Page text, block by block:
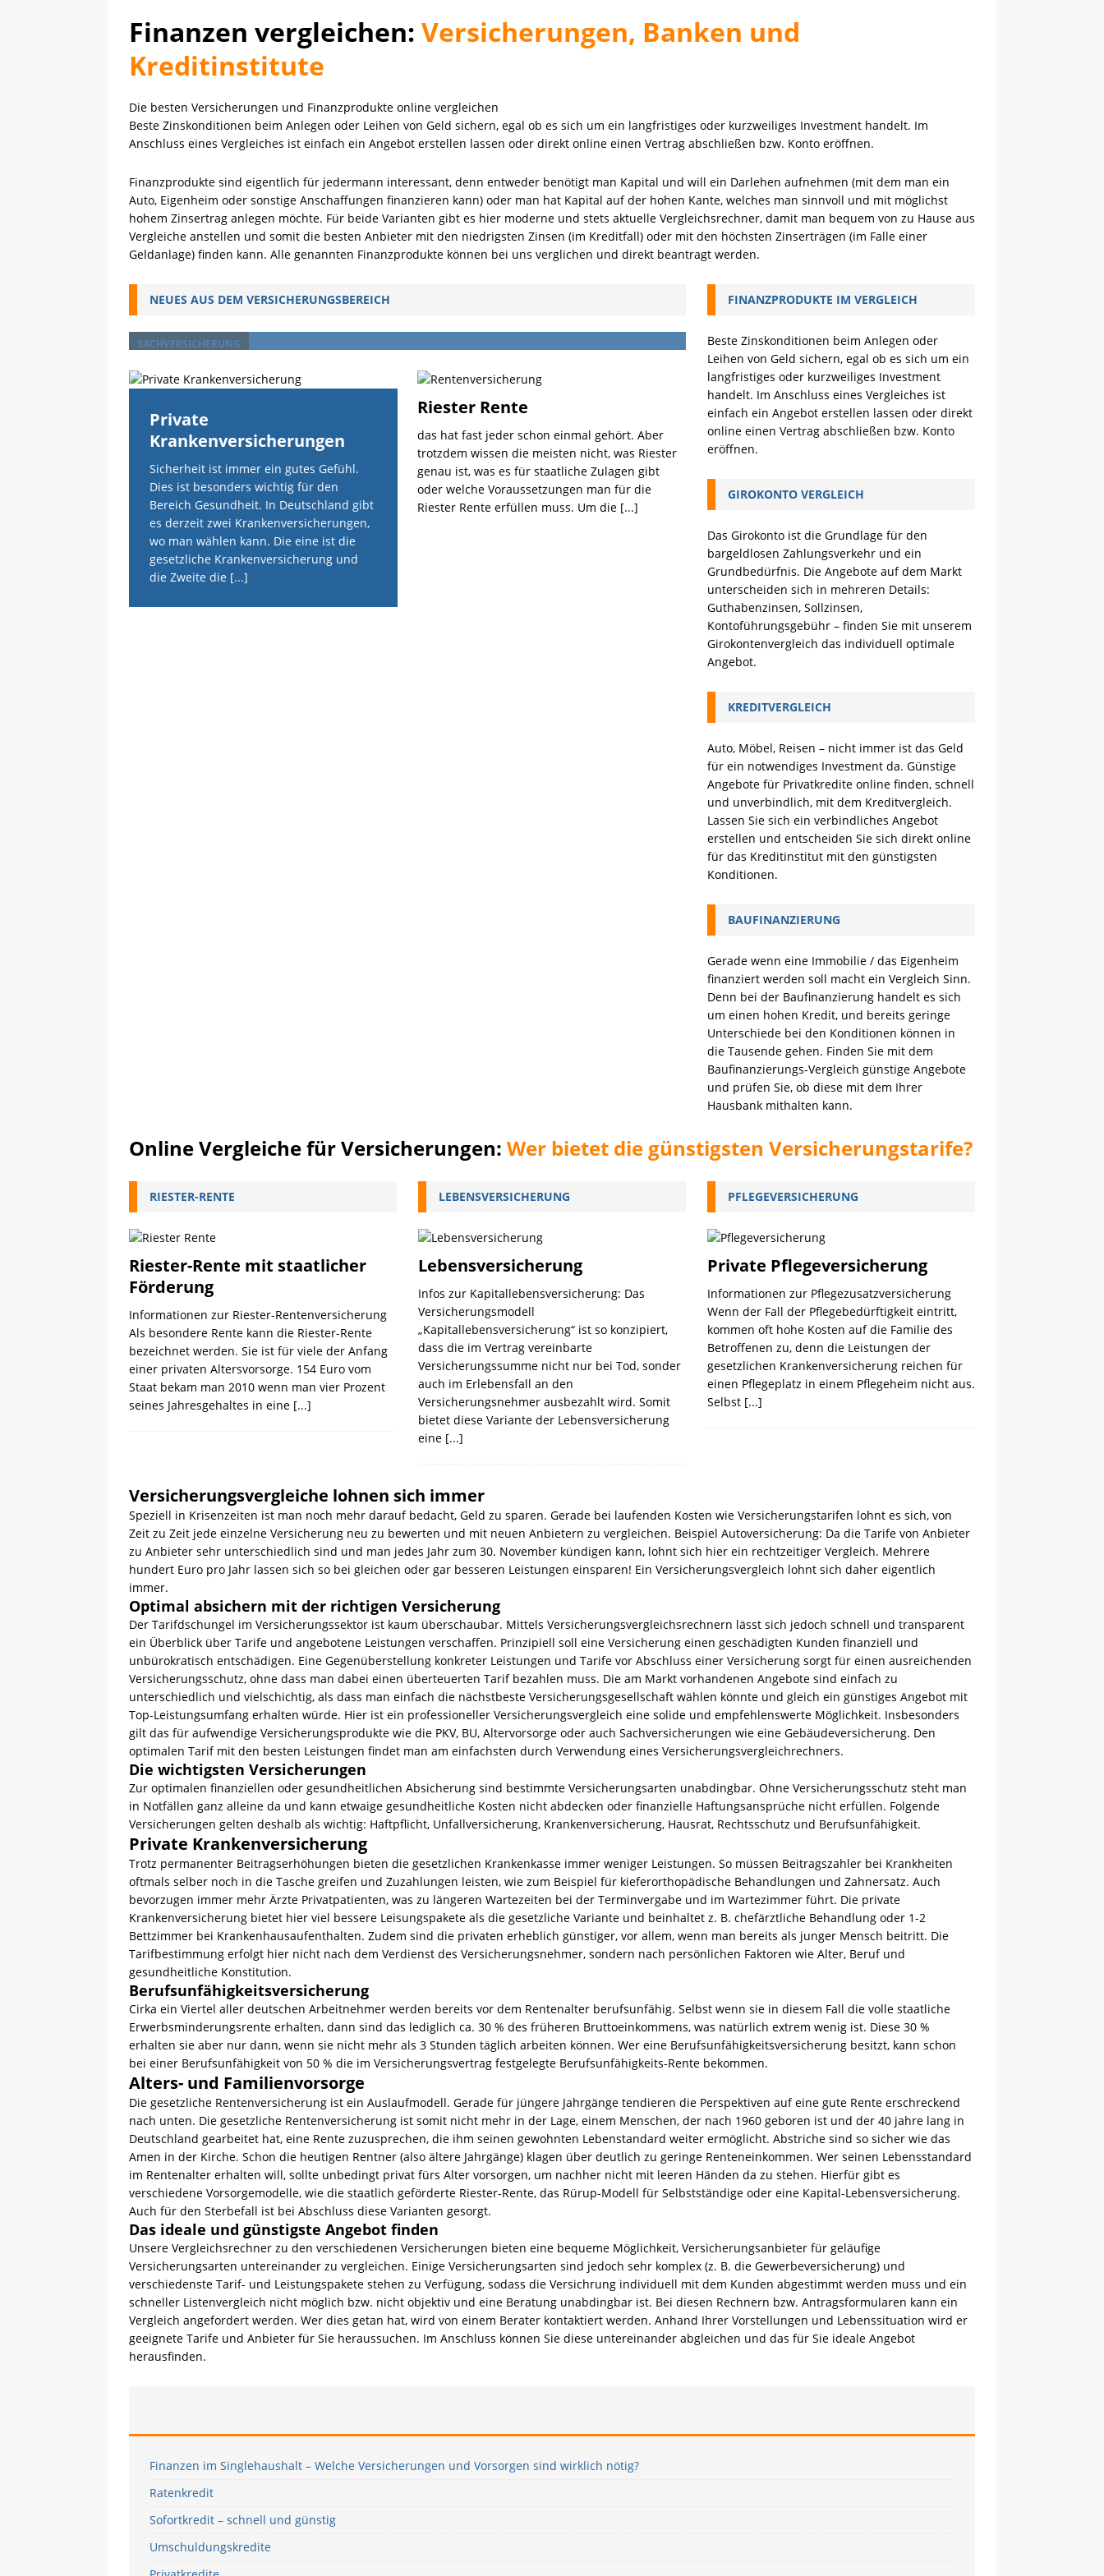
Finanzen vergleichen: Versicherungen, Banken und
Kreditinstitute
Die besten Versicherungen und Finanzprodukte online vergleichen
Beste Zinskonditionen beim Anlegen oder Leihen von Geld sichern, egal ob es sich um ein langfristiges oder kurzweiliges Investment handelt. Im
Anschluss eines Vergleiches ist einfach ein Angebot erstellen lassen oder direkt online einen Vertrag abschließen bzw. Konto eröffnen.
Finanzprodukte sind eigentlich für jedermann interessant, denn entweder benötigt man Kapital und will ein Darlehen aufnehmen (mit dem man ein
Auto, Eigenheim oder sonstige Anschaffungen finanzieren kann) oder man hat Kapital auf der hohen Kante, welches man sinnvoll und mit möglichst
hohem Zinsertrag anlegen möchte. Für beide Varianten gibt es hier moderne und stets aktuelle Vergleichsrechner, damit man bequem von zu Hause aus
Vergleiche anstellen und somit die besten Anbieter mit den niedrigsten Zinsen (im Kreditfall) oder mit den höchsten Zinserträgen (im Falle einer
Geldanlage) finden kann. Alle genannten Finanzprodukte können bei uns verglichen und direkt beantragt werden.
NEUES AUS DEM VERSICHERUNGSBEREICH
SACHVERSICHERUNG
Reiseversicherungen – Paketangebote für
Das Frühjahr ist der Zeitpunkt, bei dem der jährliche Erholungsurlaub geplant und gebucht
wird – und der Reisende sich ggf. darüber Gedanken macht, wie er sich aus
Versicherungssicht auf die Reise optimal vorbereiten kann. Angebote[...]
Die Hundeversicherung – gerade im Sommer wichtig
Die Saison beginnt: Motorrad und Cabrio günstig versichern
Private
Krankenversicherungen
Sicherheit ist immer ein gutes Gefühl.
Dies ist besonders wichtig für den
Bereich Gesundheit. In Deutschland gibt
es derzeit zwei Krankenversicherungen,
wo man wählen kann. Die eine ist die
gesetzliche Krankenversicherung und
die Zweite die [...]
Riester Rente
das hat fast jeder schon einmal gehört. Aber
trotzdem wissen die meisten nicht, was Riester
genau ist, was es für staatliche Zulagen gibt
oder welche Voraussetzungen man für die
Riester Rente erfüllen muss. Um die [...]
FINANZPRODUKTE IM VERGLEICH
Beste Zinskonditionen beim Anlegen oder
Leihen von Geld sichern, egal ob es sich um ein
langfristiges oder kurzweiliges Investment
handelt. Im Anschluss eines Vergleiches ist
einfach ein Angebot erstellen lassen oder direkt
online einen Vertrag abschließen bzw. Konto
eröffnen.
GIROKONTO VERGLEICH
Das Girokonto ist die Grundlage für den
bargeldlosen Zahlungsverkehr und ein
Grundbedürfnis. Die Angebote auf dem Markt
unterscheiden sich in mehreren Details:
Guthabenzinsen, Sollzinsen,
Kontoführungsgebühr – finden Sie mit unserem
Girokontenvergleich das individuell optimale
Angebot.
KREDITVERGLEICH
Auto, Möbel, Reisen – nicht immer ist das Geld
für ein notwendiges Investment da. Günstige
Angebote für Privatkredite online finden, schnell
und unverbindlich, mit dem Kreditvergleich.
Lassen Sie sich ein verbindliches Angebot
erstellen und entscheiden Sie sich direkt online
für das Kreditinstitut mit den günstigsten
Konditionen.
BAUFINANZIERUNG
Gerade wenn eine Immobilie / das Eigenheim
finanziert werden soll macht ein Vergleich Sinn.
Denn bei der Baufinanzierung handelt es sich
um einen hohen Kredit, und bereits geringe
Unterschiede bei den Konditionen können in
die Tausende gehen. Finden Sie mit dem
Baufinanzierungs-Vergleich günstige Angebote
und prüfen Sie, ob diese mit dem Ihrer
Hausbank mithalten kann.
Online Vergleiche für Versicherungen: Wer bietet die günstigsten Versicherungstarife?
RIESTER-RENTE
Riester-Rente mit staatlicher
Förderung
Informationen zur Riester-Rentenversicherung
Als besondere Rente kann die Riester-Rente
bezeichnet werden. Sie ist für viele der Anfang
einer privaten Altersvorsorge. 154 Euro vom
Staat bekam man 2010 wenn man vier Prozent
seines Jahresgehaltes in eine [...]
LEBENSVERSICHERUNG
Lebensversicherung
Infos zur Kapitallebensversicherung: Das
Versicherungsmodell
„Kapitallebensversicherung“ ist so konzipiert,
dass die im Vertrag vereinbarte
Versicherungssumme nicht nur bei Tod, sonder
auch im Erlebensfall an den
Versicherungsnehmer ausbezahlt wird. Somit
bietet diese Variante der Lebensversicherung
eine [...]
PFLEGEVERSICHERUNG
Private Pflegeversicherung
Informationen zur Pflegezusatzversicherung
Wenn der Fall der Pflegebedürftigkeit eintritt,
kommen oft hohe Kosten auf die Familie des
Betroffenen zu, denn die Leistungen der
gesetzlichen Krankenversicherung reichen für
einen Pflegeplatz in einem Pflegeheim nicht aus.
Selbst [...]
Versicherungsvergleiche lohnen sich immer
Speziell in Krisenzeiten ist man noch mehr darauf bedacht, Geld zu sparen. Gerade bei laufenden Kosten wie Versicherungstarifen lohnt es sich, von
Zeit zu Zeit jede einzelne Versicherung neu zu bewerten und mit neuen Anbietern zu vergleichen. Beispiel Autoversicherung: Da die Tarife von Anbieter
zu Anbieter sehr unterschiedlich sind und man jedes Jahr zum 30. November kündigen kann, lohnt sich hier ein rechtzeitiger Vergleich. Mehrere
hundert Euro pro Jahr lassen sich so bei gleichen oder gar besseren Leistungen einsparen! Ein Versicherungsvergleich lohnt sich daher eigentlich
immer.
Optimal absichern mit der richtigen Versicherung
Der Tarifdschungel im Versicherungssektor ist kaum überschaubar. Mittels Versicherungsvergleichsrechnern lässt sich jedoch schnell und transparent
ein Überblick über Tarife und angebotene Leistungen verschaffen. Prinzipiell soll eine Versicherung einen geschädigten Kunden finanziell und
unbürokratisch entschädigen. Eine Gegenüberstellung konkreter Leistungen und Tarife vor Abschluss einer Versicherung sorgt für einen ausreichenden
Versicherungsschutz, ohne dass man dabei einen überteuerten Tarif bezahlen muss. Die am Markt vorhandenen Angebote sind einfach zu
unterschiedlich und vielschichtig, als dass man einfach die nächstbeste Versicherungsgesellschaft wählen könnte und gleich ein günstiges Angebot mit
Top-Leistungsumfang erhalten würde. Hier ist ein professioneller Versicherungsvergleich eine solide und empfehlenswerte Möglichkeit. Insbesonders
gilt das für aufwendige Versicherungsprodukte wie die PKV, BU, Altervorsorge oder auch Sachversicherungen wie eine Gebäudeversicherung. Den
optimalen Tarif mit den besten Leistungen findet man am einfachsten durch Verwendung eines Versicherungsvergleichrechners.
Die wichtigsten Versicherungen
Zur optimalen finanziellen oder gesundheitlichen Absicherung sind bestimmte Versicherungsarten unabdingbar. Ohne Versicherungsschutz steht man
in Notfällen ganz alleine da und kann etwaige gesundheitliche Kosten nicht abdecken oder finanzielle Haftungsansprüche nicht erfüllen. Folgende
Versicherungen gelten deshalb als wichtig: Haftpflicht, Unfallversicherung, Krankenversicherung, Hausrat, Rechtsschutz und Berufsunfähigkeit.
Private Krankenversicherung
Trotz permanenter Beitragserhöhungen bieten die gesetzlichen Krankenkasse immer weniger Leistungen. So müssen Beitragszahler bei Krankheiten
oftmals selber noch in die Tasche greifen und Zuzahlungen leisten, wie zum Beispiel für kieferorthopädische Behandlungen und Zahnersatz. Auch
bevorzugen immer mehr Ärzte Privatpatienten, was zu längeren Wartezeiten bei der Terminvergabe und im Wartezimmer führt. Die private
Krankenversicherung bietet hier viel bessere Leisungspakete als die gesetzliche Variante und beinhaltet z. B. chefärztliche Behandlung oder 1-2
Bettzimmer bei Krankenhausaufenthalten. Zudem sind die privaten erheblich günstiger, vor allem, wenn man bereits als junger Mensch beitritt. Die
Tarifbestimmung erfolgt hier nicht nach dem Verdienst des Versicherungsnehmer, sondern nach persönlichen Faktoren wie Alter, Beruf und
gesundheitliche Konstitution.
Berufsunfähigkeitsversicherung
Cirka ein Viertel aller deutschen Arbeitnehmer werden bereits vor dem Rentenalter berufsunfähig. Selbst wenn sie in diesem Fall die volle staatliche
Erwerbsminderungsrente erhalten, dann sind das lediglich ca. 30 % des früheren Bruttoeinkommens, was natürlich extrem wenig ist. Diese 30 %
erhalten sie aber nur dann, wenn sie nicht mehr als 3 Stunden täglich arbeiten können. Wer eine Berufsunfähigkeitsversicherung besitzt, kann schon
bei einer Berufsunfähigkeit von 50 % die im Versicherungsvertrag festgelegte Berufsunfähigkeits-Rente bekommen.
Alters- und Familienvorsorge
Die gesetzliche Rentenversicherung ist ein Auslaufmodell. Gerade für jüngere Jahrgänge tendieren die Perspektiven auf eine gute Rente erschreckend
nach unten. Die gesetzliche Rentenversicherung ist somit nicht mehr in der Lage, einem Menschen, der nach 1960 geboren ist und der 40 jahre lang in
Deutschland gearbeitet hat, eine Rente zuzusprechen, die ihm seinen gewohnten Lebenstandard weiter ermöglicht. Abstriche sind so sicher wie das
Amen in der Kirche. Schon die heutigen Rentner (also ältere Jahrgänge) klagen über deutlich zu geringe Renteneinkommen. Wer seinen Lebensstandard
im Rentenalter erhalten will, sollte unbedingt privat fürs Alter vorsorgen, um nachher nicht mit leeren Händen da zu stehen. Hierfür gibt es
verschiedene Vorsorgemodelle, wie die staatlich geförderte Riester-Rente, das Rürup-Modell für Selbstständige oder eine Kapital-Lebensversicherung.
Auch für den Sterbefall ist bei Abschluss diese Varianten gesorgt.
Das ideale und günstigste Angebot finden
Unsere Vergleichsrechner zu den verschiedenen Versicherungen bieten eine bequeme Möglichkeit, Versicherungsanbieter für geläufige
Versicherungsarten untereinander zu vergleichen. Einige Versicherungsarten sind jedoch sehr komplex (z. B. die Gewerbeversicherung) und
verschiedenste Tarif- und Leistungspakete stehen zu Verfügung, sodass die Versichrung individuell mit dem Kunden abgestimmt werden muss und ein
schneller Listenvergleich nicht möglich bzw. nicht objektiv und eine Beratung unabdingbar ist. Bei diesen Rechnern bzw. Antragsformularen kann ein
Vergleich angefordert werden. Wer dies getan hat, wird von einem Berater kontaktiert werden. Anhand Ihrer Vorstellungen und Lebenssituation wird er
geeignete Tarife und Anbieter für Sie heraussuchen. Im Anschluss können Sie diese untereinander abgleichen und das für Sie ideale Angebot
herausfinden.
Finanzen im Singlehaushalt – Welche Versicherungen und Vorsorgen sind wirklich nötig?
Ratenkredit
Sofortkredit – schnell und günstig
Umschuldungskredite